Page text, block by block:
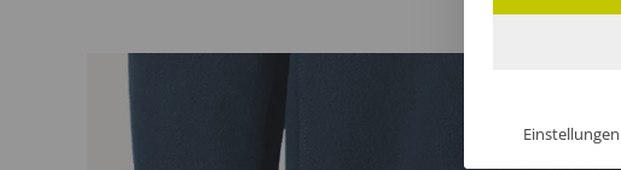
Einstellungen